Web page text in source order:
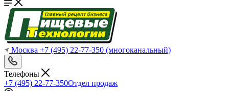
Москва +7 (495) 22-77-350 (многоканальный)
Телефоны
+7 (495) 22-77-350Отдел продаж